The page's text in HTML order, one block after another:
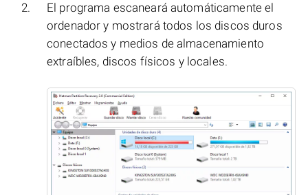
El programa escaneará automáticamente el
ordenador y mostrará todos los discos duros
conectados y medios de almacenamiento
extraíbles, discos físicos y locales.